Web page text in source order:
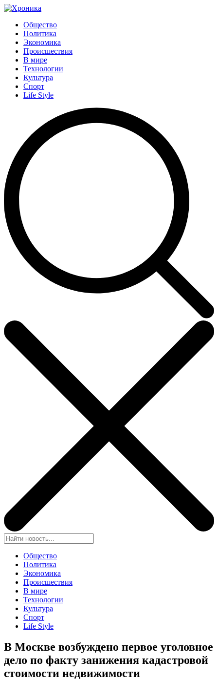
Общество
Политика
Экономика
Происшествия
В мире
Технологии
Культура
Спорт
Life Style
Общество
Политика
Экономика
Происшествия
В мире
Технологии
Культура
Спорт
Life Style
В Москве возбуждено первое уголовное
дело по факту занижения кадастровой
стоимости недвижимости